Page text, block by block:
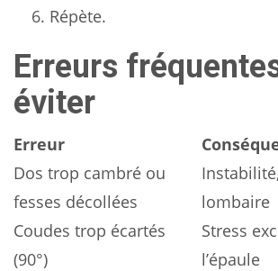
Répète.
Erreurs
éviter
Erreur
Dos trop cambré ou
fesses décollées
lombaire
Coudes trop écartés
(90°)
Stress
l’épaule